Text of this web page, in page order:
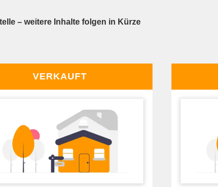
– weitere Inhalte folgen in Kürze
VERKAUFT